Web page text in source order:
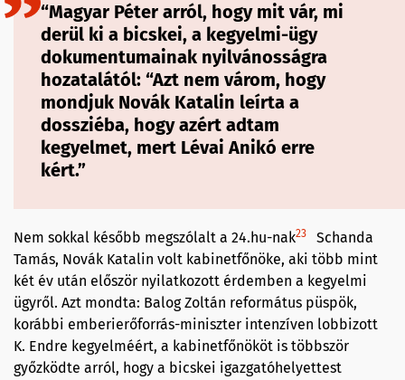
“Magyar Péter arról, hogy mit vár, mi
derül ki a bicskei, a kegyelmi-ügy
dokumentumainak nyilvánosságra
hozatalától: “Azt nem várom, hogy
mondjuk Novák Katalin leírta a
dossziéba, hogy azért adtam
kegyelmet, mert Lévai Anikó erre
kért.”
Nem sokkal később megszólalt a 24.hu-nak23
Schanda
Tamás, Novák Katalin volt kabinetfőnöke, aki több mint
két év után először nyilatkozott érdemben a kegyelmi
ügyről. Azt mondta: Balog Zoltán református püspök,
korábbi emberierőforrás-miniszter intenzíven lobbizott
K. Endre kegyelméért, a kabinetfőnököt is többször
győzködte arról, hogy a bicskei igazgatóhelyettest